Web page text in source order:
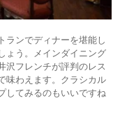
ランでディナーを堪能し
ょう。メインダイニング
沢フレンチが評判のレス
味わえます。クラシカル
してみるのもいいですね